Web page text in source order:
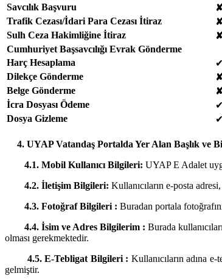
Savcılık Başvuru
Trafik Cezası/İdari Para Cezası İtiraz
Sulh Ceza Hakimliğine İtiraz
Cumhuriyet Başsavcılığı Evrak Gönderme
Harç Hesaplama
✔
Dilekçe Gönderme
Belge Gönderme
İcra Dosyası Ödeme
✔
Dosya Gizleme
✔
4. UYAP Vatandaş Portalda Yer Alan Başlık ve
4.1. Mobil Kullanıcı Bilgileri: UYAP E Adalet
4.2. İletişim Bilgileri: Kullanıcıların e-posta
4.3. Fotoğraf Bilgileri : Buradan portala
4.4. İsim ve Adres Bilgilerim : Burada
olması gerekmektedir.
4.5. E-Tebligat Bilgileri : Kullanıcıların adına
gelmiştir.